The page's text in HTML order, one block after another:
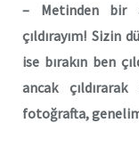
– Metinden bir
çıldırayım! Sizin
ise bırakın ben
ancak
fotoğrafta,